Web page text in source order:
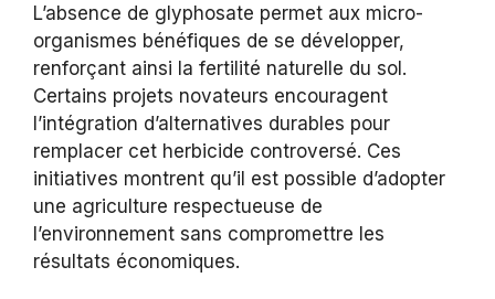
L’absence de glyphosate permet aux micro-
organismes bénéfiques de se développer,
renforçant ainsi la fertilité naturelle du sol.
Certains projets novateurs encouragent
l’intégration d’alternatives durables pour
remplacer cet herbicide controversé. Ces
initiatives montrent qu’il est possible d’adopter
une agriculture respectueuse de
l’environnement sans compromettre les
résultats économiques.